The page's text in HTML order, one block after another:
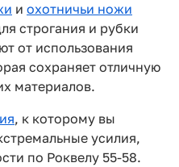
и охотничьи ножи
строгания и рубки
от использования
сохраняет отличную
материалов.
, к которому вы
усилия,
по Роквелу 55-58.